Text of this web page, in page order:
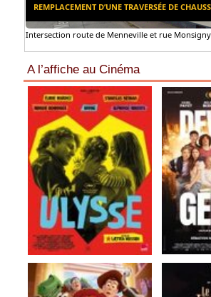
REMPLACEMENT D’UNE TRAVERSÉE DE
Intersection route de Menneville et rue
A l’affiche au Cinéma